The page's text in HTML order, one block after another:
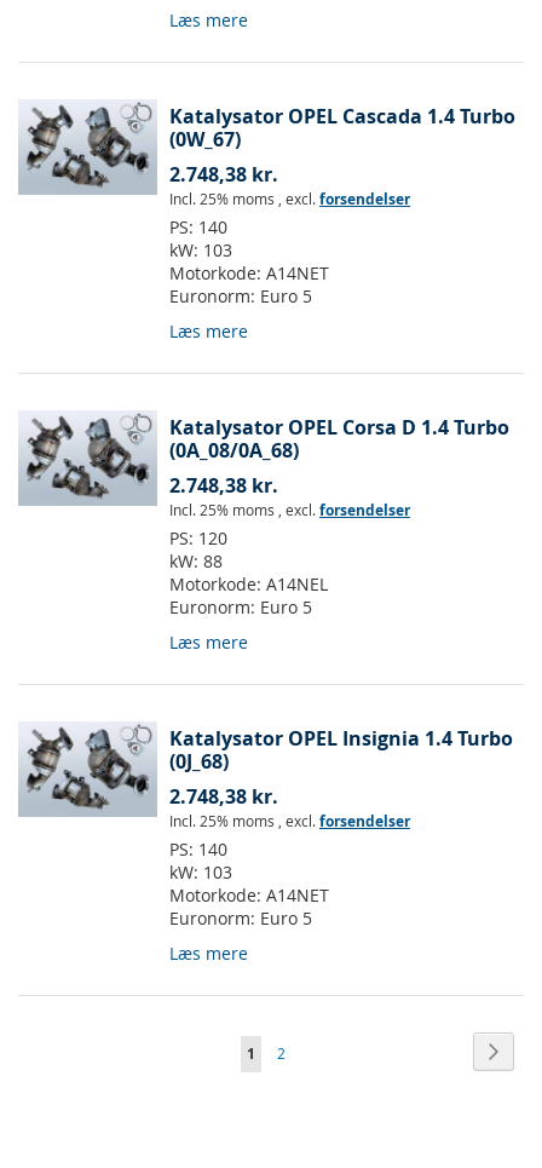
Læs mere
Katalysator OPEL Cascada 1.4 Turbo
(0W_67)
2.748,38 kr.
Incl. 25% moms , excl.forsendelser
PS: 140
kW: 103
Motorkode: A14NET
Euronorm: Euro 5
Læs mere
Katalysator OPEL Corsa D 1.4 Turbo
(0A_08/0A_68)
2.748,38 kr.
Incl. 25% moms , excl.forsendelser
PS: 120
kW: 88
Motorkode: A14NEL
Euronorm: Euro 5
Læs mere
Katalysator OPEL Insignia 1.4 Turbo
(0J_68)
2.748,38 kr.
Incl. 25% moms , excl.forsendelser
PS: 140
kW: 103
Motorkode: A14NET
Euronorm: Euro 5
Læs mere
Side
Du
1 Side
2